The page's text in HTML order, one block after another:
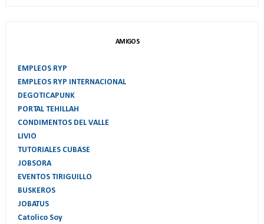
AMIGOS
EMPLEOS RYP
EMPLEOS RYP INTERNACIONAL
DEGOTICAPUNK
PORTAL TEHILLAH
CONDIMENTOS DEL VALLE
LIVIO
TUTORIALES CUBASE
JOBSORA
EVENTOS TIRIGUILLO
BUSKEROS
JOBATUS
Catolico Soy